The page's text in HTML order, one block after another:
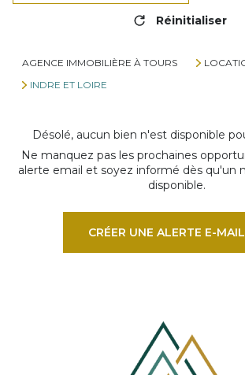
Réinitialiser
AGENCE IMMOBILIÈRE À TOURS
INDRE ET LOIRE
Désolé, aucun bien n'est disponible
Ne manquez pas les prochaines
alerte email et soyez informé dès qu'un
disponible.
CRÉER UNE ALERTE E-MAIL